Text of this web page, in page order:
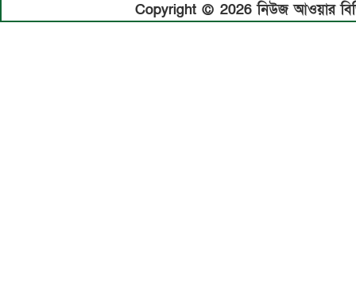
Copyright © 2026 নিউজ আওয়ার